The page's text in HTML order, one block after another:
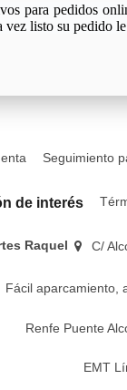
para pedidos
listo su pedido
Seguimiento
de interés
Raquel C/
Fácil aparcamiento,
Renfe Puente
EMT